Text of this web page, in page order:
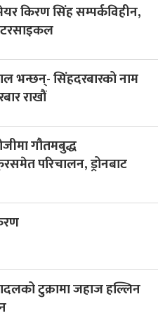
किरण सिंह सम्पर्कविहीन,
भन्छन्- सिंहदरबारको नाम
राखौं
गौतमबुद्ध
परिचालन, ड्रोनबाट
टुक्रामा जहाज हल्लिन